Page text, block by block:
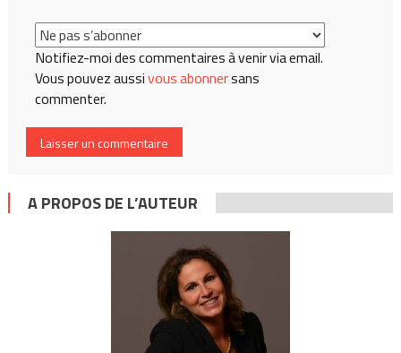
Notifiez-moi des commentaires à venir via email.
Vous pouvez aussivous abonnersans
commenter.
A PROPOS DE L’AUTEUR